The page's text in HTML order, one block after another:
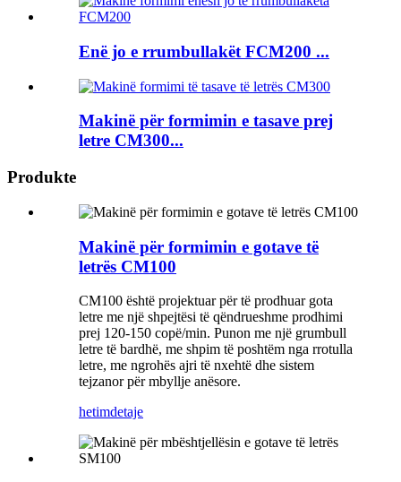
Enë jo e rrumbullakët FCM200 ...
Makinë për formimin e tasave prej
letre CM300...
Produkte
Makinë për formimin e gotave të
letrës CM100
CM100 është projektuar për të prodhuar gota
letre me një shpejtësi të qëndrueshme prodhimi
prej 120-150 copë/min. Punon me një grumbull
letre të bardhë, me shpim të poshtëm nga rrotulla
letre, me ngrohës ajri të nxehtë dhe sistem
tejzanor për mbyllje anësore.
hetimdetaje